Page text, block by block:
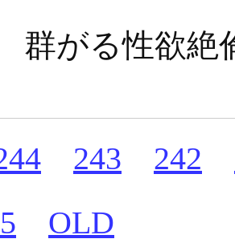
群がる性欲絶
243 242
OLD